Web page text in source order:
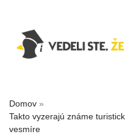
Domov »
Takto vyzerajú známe
vesmíre